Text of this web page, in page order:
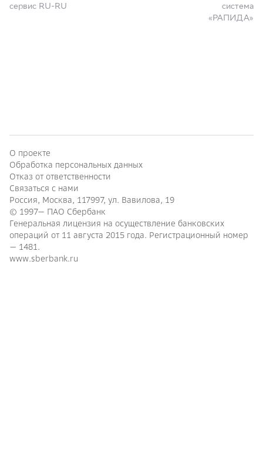
сервис RU-RU
система
«РАПИДА»
О проекте
Обработка персональных данных
Отказ от ответственности
Связаться с нами
Россия, Москва, 117997, ул. Вавилова, 19
© 1997— ПАО Сбербанк
Генеральная лицензия на осуществление банковских
операций от 11 августа 2015 года. Регистрационный номер
— 1481.
www.sberbank.ru